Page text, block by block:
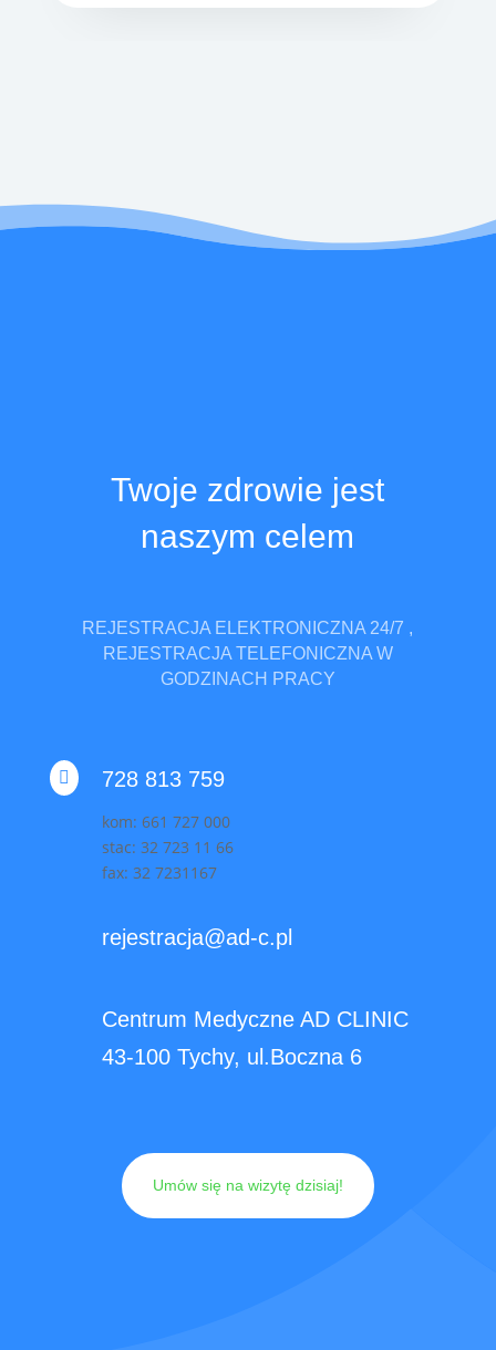
Twoje zdrowie jest
naszym celem
REJESTRACJA ELEKTRONICZNA 24/7 ,
REJESTRACJA TELEFONICZNA W
GODZINACH PRACY
 728 813 759
kom: 661 727 000
stac: 32 723 11 66
fax: 32 7231167
rejestracja@ad-c.pl
Centrum Medyczne AD CLINIC
43-100 Tychy, ul.Boczna 6
Umów się na wizytę dzisiaj!